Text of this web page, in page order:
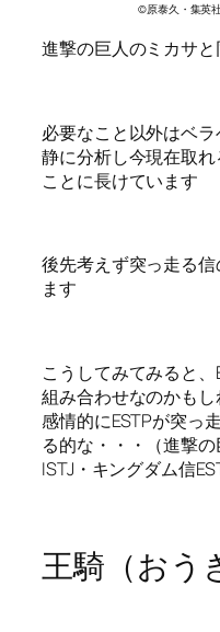
©原泰久・集英
進撃の巨人のミカサと
必要なこと以外はベ
静に分析し今現在取
ことに長けています
後先考えず突っ走る
ます
こうしてみてみると
組み合わせなのかも
感情的にESTPが突っ
る的な・・・（進撃
ISTJ・キングダム信
王騎（お